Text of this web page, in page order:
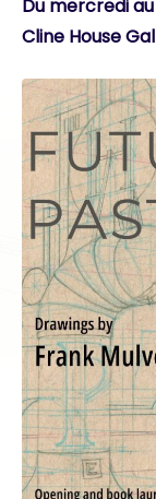
Du mercredi au
Cline House